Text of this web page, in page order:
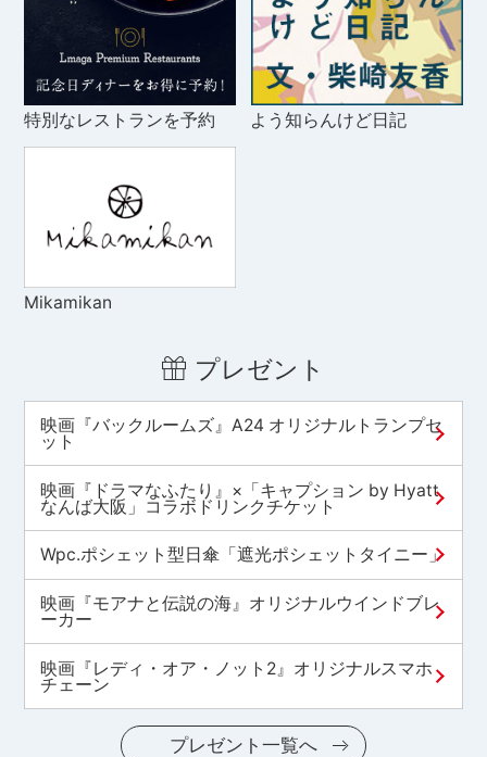
特別なレストランを予約 よう知らんけど日記
Mikamikan
プレゼント
映画『バックルームズ』A24 オリジナルトランプセ
ット
映画『ドラマなふたり』×「キャプション by Hyatt
なんば大阪」コラボドリンクチケット
Wpc.ポシェット型日傘「遮光ポシェットタイニー」
映画『モアナと伝説の海』オリジナルウインドブレ
ーカー
映画『レディ・オア・ノット2』オリジナルスマホ
チェーン
プレゼント一覧へ